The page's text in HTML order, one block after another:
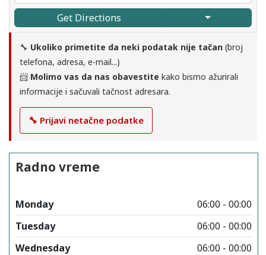
Get Directions
🔧 Ukoliko primetite da neki podatak nije tačan (broj
telefona, adresa, e-mail...)
📨 Molimo vas da nas obavestite kako bismo ažurirali
informacije i sačuvali tačnost adresara.
🔧 Prijavi netačne podatke
Radno vreme
Monday
06:00 - 00:00
Tuesday
06:00 - 00:00
Wednesday
06:00 - 00:00